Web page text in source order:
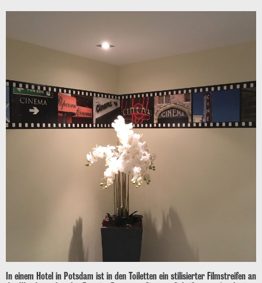
In einem Hotel in Potsdam ist in den Toiletten ein stilisierter Filmstreifen an